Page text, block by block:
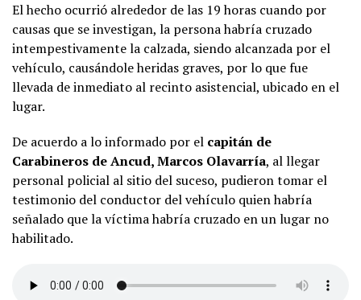
El hecho ocurrió alrededor de las 19 horas cuando por
causas que se investigan, la persona habría cruzado
intempestivamente la calzada, siendo alcanzada por el
vehículo, causándole heridas graves, por lo que fue
llevada de inmediato al recinto asistencial, ubicado en el
lugar.
De acuerdo a lo informado por el capitán de
Carabineros de Ancud, Marcos Olavarría, al llegar
personal policial al sitio del suceso, pudieron tomar el
testimonio del conductor del vehículo quien habría
señalado que la víctima habría cruzado en un lugar no
habilitado.